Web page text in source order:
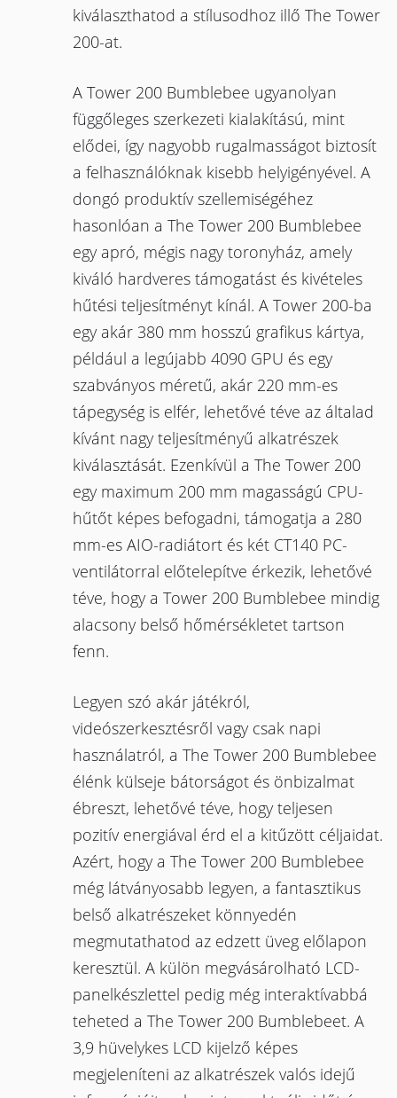
kiválaszthatod a stílusodhoz illő The Tower
200-at.
A Tower 200 Bumblebee ugyanolyan
függőleges szerkezeti kialakítású, mint
elődei, így nagyobb rugalmasságot biztosít
a felhasználóknak kisebb helyigényével. A
dongó produktív szellemiségéhez
hasonlóan a The Tower 200 Bumblebee
egy apró, mégis nagy toronyház, amely
kiváló hardveres támogatást és kivételes
hűtési teljesítményt kínál. A Tower 200-ba
egy akár 380 mm hosszú grafikus kártya,
például a legújabb 4090 GPU és egy
szabványos méretű, akár 220 mm-es
tápegység is elfér, lehetővé téve az általad
kívánt nagy teljesítményű alkatrészek
kiválasztását. Ezenkívül a The Tower 200
egy maximum 200 mm magasságú CPU-
hűtőt képes befogadni, támogatja a 280
mm-es AIO-radiátort és két CT140 PC-
ventilátorral előtelepítve érkezik, lehetővé
téve, hogy a Tower 200 Bumblebee mindig
alacsony belső hőmérsékletet tartson
fenn.
Legyen szó akár játékról,
videószerkesztésről vagy csak napi
használatról, a The Tower 200 Bumblebee
élénk külseje bátorságot és önbizalmat
ébreszt, lehetővé téve, hogy teljesen
pozitív energiával érd el a kitűzött céljaidat.
Azért, hogy a The Tower 200 Bumblebee
még látványosabb legyen, a fantasztikus
belső alkatrészeket könnyedén
megmutathatod az edzett üveg előlapon
keresztül. A külön megvásárolható LCD-
panelkészlettel pedig még interaktívabbá
teheted a The Tower 200 Bumblebeet. A
3,9 hüvelykes LCD kijelző képes
megjeleníteni az alkatrészek valós idejű